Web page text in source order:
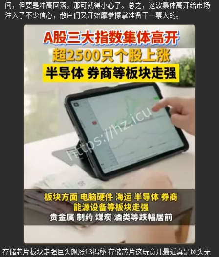
间，但要是冲高回落，那可就得小心了。总之，这波集体高开给市场
注入了不少信心，散户们又开始摩拳擦掌准备干一票大的。
存储芯片板块走强巨头飙涨13揭秘 存储芯片这玩意儿最近真是风头无